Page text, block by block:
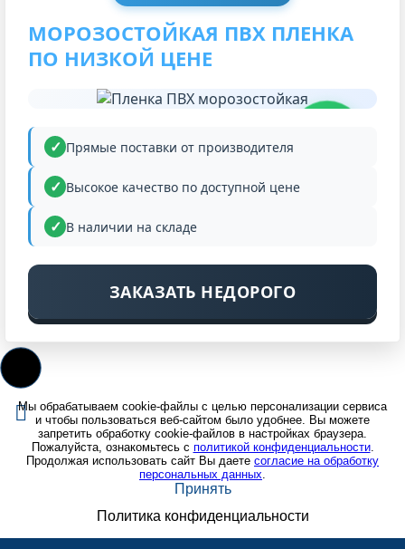
МОРОЗОСТОЙКАЯ ПВХ ПЛЕНКА
ПО НИЗКОЙ ЦЕНЕ
Прямые поставки от производителя
Высокое качество по доступной цене
В наличии на складе
ЗАКАЗАТЬ НЕДОРОГО
Мы обрабатываем cookie-файлы с целью персонализации сервиса
и чтобы пользоваться веб-сайтом было удобнее. Вы можете
запретить обработку cookie-файлов в настройках браузера.
Пожалуйста, ознакомьтесь с политикой конфиденциальности.
Продолжая использовать сайт Вы даете согласие на обработку
персональных данных.
Принять
Политика конфиденциальности